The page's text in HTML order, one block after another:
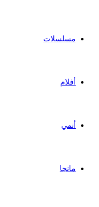
مسلسلات
أفلام
أنمي
مانجا